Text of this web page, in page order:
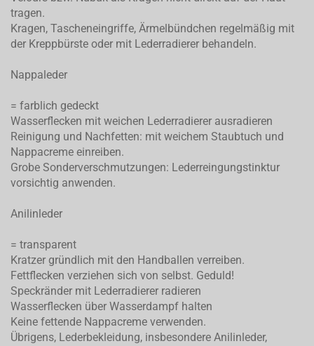
tragen.
Kragen, Tascheneingriffe, Ärmelbündchen regelmäßig mit
der Kreppbürste oder mit Lederradierer behandeln.
Nappaleder
= farblich gedeckt
Wasserflecken mit weichen Lederradierer ausradieren
Reinigung und Nachfetten: mit weichem Staubtuch und
Nappacreme einreiben.
Grobe Sonderverschmutzungen: Lederreingungstinktur
vorsichtig anwenden.
Anilinleder
= transparent
Kratzer gründlich mit den Handballen verreiben.
Fettflecken verziehen sich von selbst. Geduld!
Speckränder mit Lederradierer radieren
Wasserflecken über Wasserdampf halten
Keine fettende Nappacreme verwenden.
Übrigens, Lederbekleidung, insbesondere Anilinleder,